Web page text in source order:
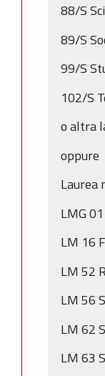
88/S
89/S
99/S
102/S
o altra
oppure
Laurea
LMG
LM 16
LM 52
LM 56
LM 62
LM 63